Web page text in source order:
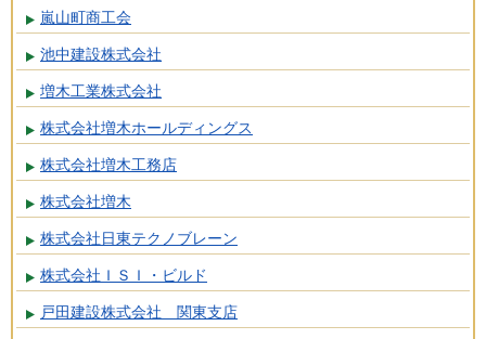
嵐山町商工会
池中建設株式会社
増木工業株式会社
株式会社増木ホールディングス
株式会社増木工務店
株式会社増木
株式会社日東テクノブレーン
株式会社ＩＳＩ・ビルド
戸田建設株式会社 関東支店